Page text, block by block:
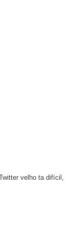
velho ta difícil,